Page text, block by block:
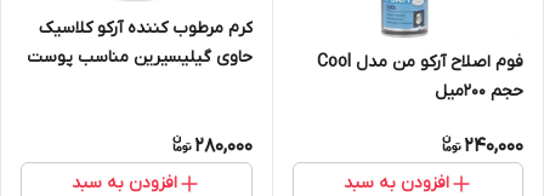
فوم اصلاح آرکو من مدل Cool
حجم 200میل
240,000
افزودن به سبد
کرم مرطوب کننده آرکو کلاسیک
حاوی گیلیسیرین مناسب پوست
280,000
افزودن به سبد